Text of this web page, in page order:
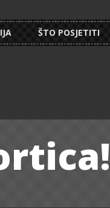
ŠTO POSJETITI